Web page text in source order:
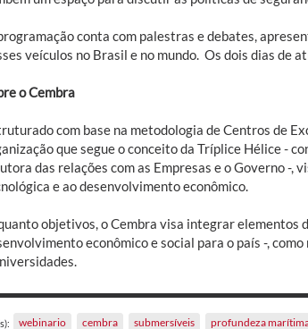
conta com palestras e debates,
veículos no Brasil e no mundo. Os dois dias de
o Cembra
com base na metodologia de Centros de
que segue o conceito da Tríplice Hélice -
das relações com as Empresas e o Governo -,
e ao desenvolvimento econômico.
objetivos, o Cembra visa integrar elementos
econômico e social para o país -,
webinario cembra submersíveis profundeza